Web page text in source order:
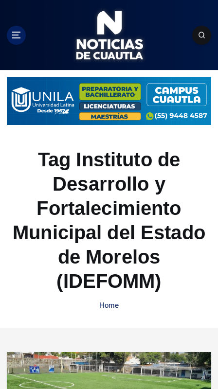
c
Tag Instituto de
Desarrollo y
Fortalecimiento
Municipal del Estado
de Morelos
(IDEFOMM)
Home